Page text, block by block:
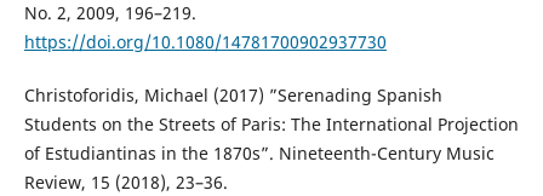
No. 2, 2009, 196–219.
https://doi.org/10.1080/14781700902937730
Christoforidis, Michael (2017) ”Serenading Spanish
Students on the Streets of Paris: The International Projection
of Estudiantinas in the 1870s”. Nineteenth-Century Music
Review, 15 (2018), 23–36.